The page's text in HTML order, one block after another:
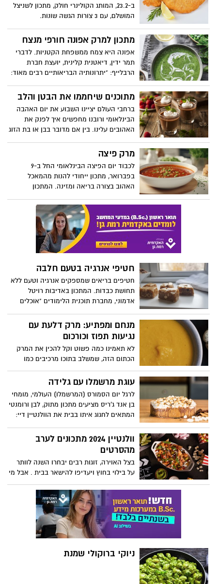
ב-23.2, המותג הקולינרי חולק, מתכון לשניצל
המושלם, עם 3 צורות הגשה שונות.
מתכון למרק אפונה חורפי מנצח
אפונה היא צמח ממשפחת הקטניות. לדברי
תמר ידין, דיאטנית קלינית, יועצת חברת
הרבלייף: "יתרונותיה הבריאותיים רבים מאוד:
תזונתיים. בכך, מאטה את קצב ספיגת
הפחמימות למחזור הדם ומונעת עמידות
לאינסולין וטרום סכרת. הסיבים גם מסייעים
לתנועתיות במעיים ולמניעת עצירויות. כמו כן,
האפונה עשירה בוויטמין B (B1, B2, B3, B6)
המסייעים בתהליכים רבים בגוף, לרבות באלו
הקשורים להפקת אנרגיה וחילוף חומרים וכן
בוויטמין – נוגד חמצון חזק ובויטמין K
שמסייע לספיגת הסידן בגופנו ולמניעת
אוסטאופורוזיס.
מתוכנים שיחממו את הבטן והלב
ברחבי העולם יציינו השבוע את יום האהבה
הבינלאומי ורובנו מחפשים איך לפנק את
האהובים עלינו. בין אם מדובר בבן או בת הזוג
לקינוחים מפנקים שיוכיחו לקרובים שלכם עד
כמה אתם אוהבים.
מרק פיצה
לכבוד יום הפיצה הבינלאומי החל ב-9
בפברואר, מתכון ייחודי להנות מהמאכל
האהוב בצורה בריאה ומזינה. המתכון
הלימודים "אוכלים בריא" עבור משרד החינוך
ומורה לחינוך תזונתי בבתי ספר
חטיפי אנרגיה בטעם חלבה
חטיפים בריאים שמספקים אנרגיה וטעם ללא
תחושת כבדות. המתכון באדיבות רויטל
אדמוני, מחברת תוכנית הלימודים "אוכלים
בבתי ספר
מנחם ומפתיע: מרק דלעת עם
נגיעות תפוז וכורכום
לא תאמינו כמה פשוט וקל להכין את המרק
הכתום הזה, שמשלב בתוכו מרכיבים כמו
תפוז וכורכום שמוסיפים לנו לארוחת הצהרים
זריקת בריאות שכולנו זקוקים לה.
עוגת מרשמלו עם גלידה
לרגל יום הסמורס (המרשמלו) העולמי, מומחי
בן אנד ג'ריס מציעים מתכון מתוק, לבן ורומנטי
המתאים לחגוג איתו בבית את הוולנטיין דיי:
וולנטיין 2024 מתכונים לערב
מהסרטים
בצל האוירה, זוגות רבים יבחרו השנה לוותר
על בילוי בחוץ ויעדיפו להישאר בבית . אבל מי
אמר שאי אפשר להיות זוגיים ולציין את יום
האהבה מהסלון תוך כדי צפיה בקומדיה
רומנטית? לקראת הוולנטיין שיצוין השנה ביום
רביעי ה- 14 בפברואר, כמה נשנושים טעימים-
פאקורס הודי, פופקורן עם גבינת ברי, נאצ'וס
זוגי. המתכונים באדיבות מחלקת התזונה של
ניוקי ברוקולי שמנת